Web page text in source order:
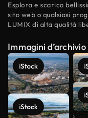
Esplora e scarica
sito web o qualsiasi
LUMIX di alta qualità
Immagini
iStock
iStock